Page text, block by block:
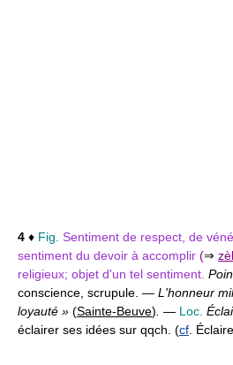
4 ♦ Fig. Sentiment de respect, de
sentiment du devoir à accomplir (⇒
religieux; objet d'un tel sentiment.
conscience, scrupule. — L'honneur
loyauté » (Sainte-Beuve) — Loc.
éclairer ses idées sur qqch. (cf .